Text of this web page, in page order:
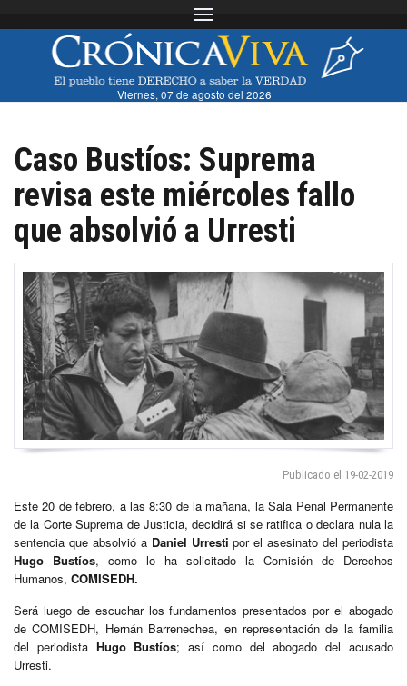
Toggle navigation
Viernes, 07 de agosto del 2026
Caso Bustíos: Suprema
revisa este miércoles fallo
que absolvió a Urresti
Publicado el 19-02-2019
Este 20 de febrero, a las 8:30 de la mañana, la Sala Penal Permanente
de la Corte Suprema de Justicia, decidirá si se ratifica o declara nula la
sentencia que absolvió a Daniel Urresti por el asesinato del periodista
Hugo Bustíos, como lo ha solicitado la Comisión de Derechos
Humanos, COMISEDH.
Será luego de escuchar los fundamentos presentados por el abogado
de COMISEDH, Hernán Barrenechea, en representación de la familia
del periodista Hugo Bustíos; así como del abogado del acusado
Urresti.